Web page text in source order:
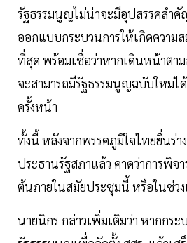
รัฐธรรมนูญไม่น่าจะมีอุปสรรคสำคั
ออกแบบกระบวนการให้เกิดความ
ที่สุด พร้อมเชื่อว่าหากเดินหน้าตา
จะสามารถมีรัฐธรรมนูญฉบับใหม่ไ
ครั้งหน้า
ทั้งนี้ หลังจากพรรคภูมิใจไทยยื่นร่
ประธานรัฐสภาแล้ว คาดว่าการพิจ
ต้นภายในสมัยประชุมนี้ หรือในช่ว
นายนิกร กล่าวเพิ่มเติมว่า หากกระ